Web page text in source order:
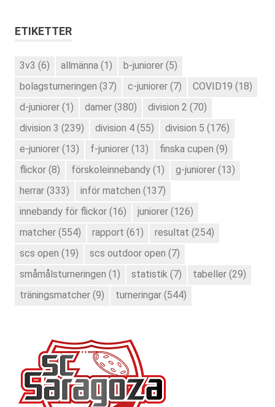
ETIKETTER
3v3 (6) allmänna (1) b-juniorer (5)
bolagsturneringen (37) c-juniorer (7) COVID19 (18)
d-juniorer (1) damer (380) division 2 (70)
division 3 (239) division 4 (55) division 5 (176)
e-juniorer (13) f-juniorer (13) finska cupen (9)
flickor (8) förskoleinnebandy (1) g-juniorer (13)
herrar (333) inför matchen (137)
innebandy för flickor (16) juniorer (126)
matcher (554) rapport (61) resultat (254)
scs open (19) scs outdoor open (7)
småmålsturneringen (1) statistik (7) tabeller (29)
träningsmatcher (9) turneringar (544)